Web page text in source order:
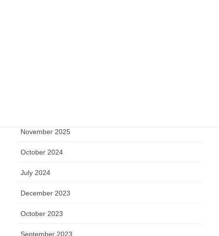
November 2025
October 2024
July 2024
December 2023
October 2023
September 2023